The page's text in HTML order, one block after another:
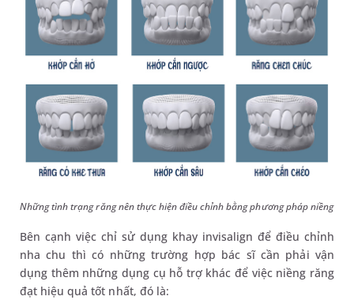
Những tình trạng răng nên thực hiện điều chỉnh bằng phương pháp niềng
Bên cạnh việc chỉ sử dụng khay invisalign để điều chỉnh
nha chu thì có những trường hợp bác sĩ cần phải vận
dụng thêm những dụng cụ hỗ trợ khác để việc niềng răng
đạt hiệu quả tốt nhất, đó là: